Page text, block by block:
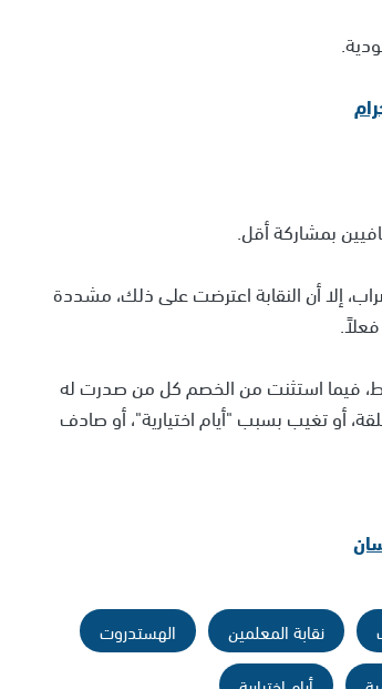
إلا أن النقابة اعترضت على ذلك، مشددة
بالخصم للغيابات التي وقعت قبل يوم 4 مايو فقط، فيما استثنت من الخصم كل من صدرت له
أو تغيب بسبب "أيام اختيارية"، أو صادف
نقابة المعلمين
الهستدروت